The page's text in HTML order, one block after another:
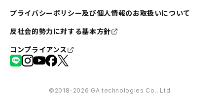
プライバシーポリシー及び個人情報のお取扱いについて
反社会的勢力に対する基本方針
コンプライアンス
©︎2018-2026 GA technologies Co., Ltd.